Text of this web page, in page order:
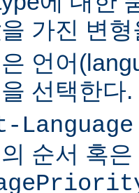
가진 변
언어
선택한다.
Language
순서 혹은